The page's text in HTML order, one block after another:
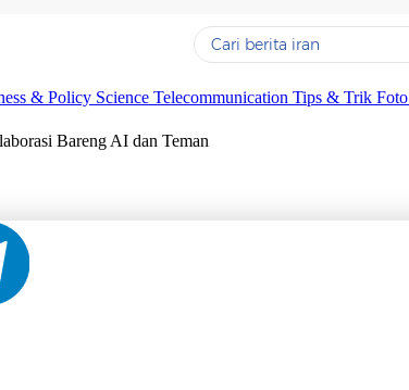
Yang sedang ramai dicari
& Policy Science Telecommunication Tips & Trik Foto
Bareng AI dan Teman